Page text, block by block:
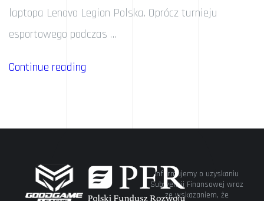
laptopa Lenovo Legion Polska. Oprócz turnieju
esportowego podczas …
Continue reading
gra!”
Informujemy o uzyskaniu
Subwencji Finansowej wraz
ze wskazaniem, że